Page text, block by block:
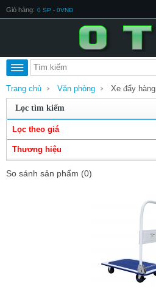
Giỏ hàng: 0 SP - 0VNĐ
Trang chủ Văn phòng Xe đẩy hàng
Lọc tìm kiếm
Lọc theo giá
Thương hiệu
So sánh sản phẩm (0)